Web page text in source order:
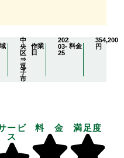
中
央
区
⇒
逗
子
市
作業
日
2022-
03-
25
料金
354,200
円
ービ
ス
料 金 満足度